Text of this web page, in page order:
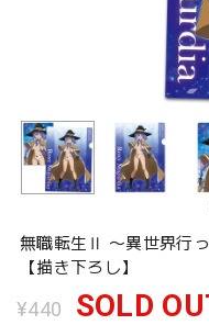
無職転生Ⅱ 〜異世界行
【描き下ろし】
¥440 SOLD